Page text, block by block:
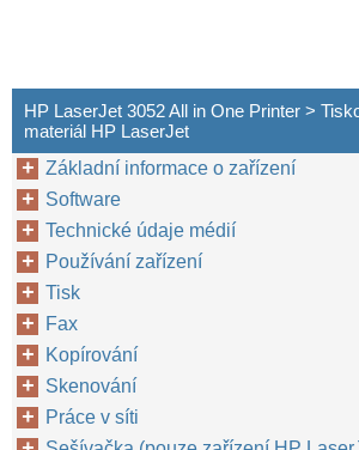
HP LaserJet 3052 All in One Printer >
materiál HP LaserJet
Základní informace o zařízení
Software
Technické údaje médií
Používání zařízení
Tisk
Fax
Kopírování
Skenování
Práce v síti